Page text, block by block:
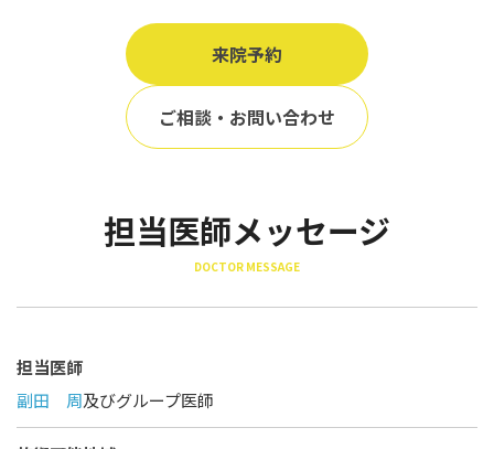
70代
80代
90代
地域から探す
東京
来院予約
ご相談・お問い合わせ
担当医師メッセージ
DOCTOR MESSAGE
担当医師
副田 周及びグループ医師